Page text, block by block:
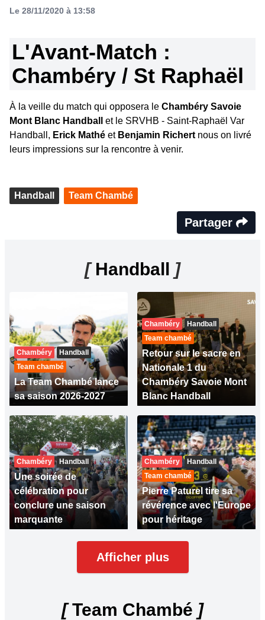
Le 28/11/2020 à 13:58
L'Avant-Match :
Chambéry / St Raphaël
À la veille du match qui opposera le Chambéry Savoie
Mont Blanc Handball
et le SRVHB - Saint-Raphaël Var
Handball, Erick Mathé et Benjamin Richert nous on livré
leurs impressions sur la rencontre à venir.
Handball Team Chambé
Partager
[Handball ]
Chambéry
Handball
Team chambé
La Team Chambé lance
sa saison 2026-2027
Chambéry
Handball
Team chambé
Retour sur le sacre en
Nationale 1 du
Chambéry Savoie Mont
Blanc Handball
Chambéry Handball
Une soirée de
célébration pour
conclure une saison
marquante
Chambéry
Handball
Team chambé
Pierre Paturel tire sa
révérence avec l'Europe
pour héritage
Afficher plus
[Team Chambé ]